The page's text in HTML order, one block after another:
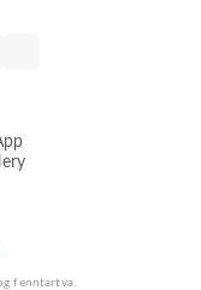
fenntartva.